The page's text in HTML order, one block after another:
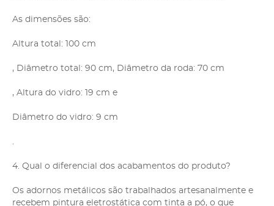
As dimensões são:
Altura total: 100 cm
, Diâmetro total: 90 cm, Diâmetro da roda: 70 cm
, Altura do vidro: 19 cm e
Diâmetro do vidro: 9 cm
.
4. Qual o diferencial dos acabamentos do produto?
Os adornos metálicos são trabalhados artesanalmente e
recebem pintura eletrostática com tinta a pó, o que